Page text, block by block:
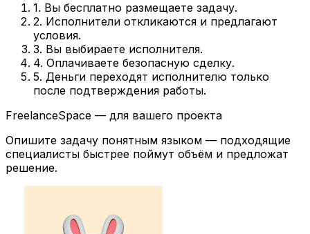
1. Вы бесплатно размещаете задачу.
2. Исполнители откликаются и предлагают
условия.
3. Вы выбираете исполнителя.
4. Оплачиваете безопасную сделку.
5. Деньги переходят исполнителю только
после подтверждения работы.
FreelanceSpace — для вашего проекта
Опишите задачу понятным языком — подходящие
специалисты быстрее поймут объём и предложат
решение.